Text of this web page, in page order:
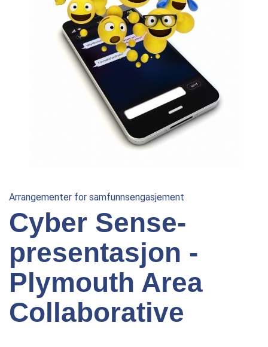
Arrangementer for samfunnsengasjement
Cyber Sense-
presentasjon -
Plymouth Area
Collaborative